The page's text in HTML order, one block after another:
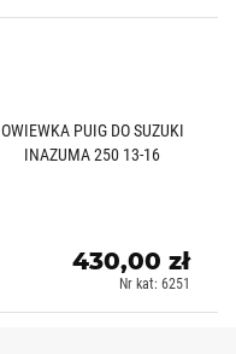
OWIEWKA PUIG DO SUZUKI
INAZUMA 250 13-16
430,00 zł
Nr kat: 6251